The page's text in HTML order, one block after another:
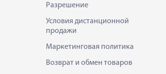
Разрешение
Условия дистанционной
продажи
Маркетинговая политика
Возврат и обмен товаров